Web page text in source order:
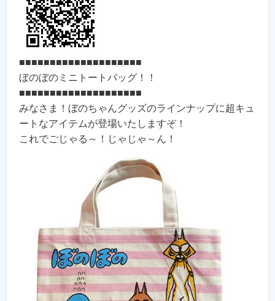
■■■■■■■■■■■■■■■■■■■■
ぼのぼのミニトートバッグ！！
■■■■■■■■■■■■■■■■■■■■
みなさま！ぼのちゃんグッズのラインナップに超キュ
ートなアイテムが登場いたしますぞ！
これでごじゃる～！じゃじゃ～ん！